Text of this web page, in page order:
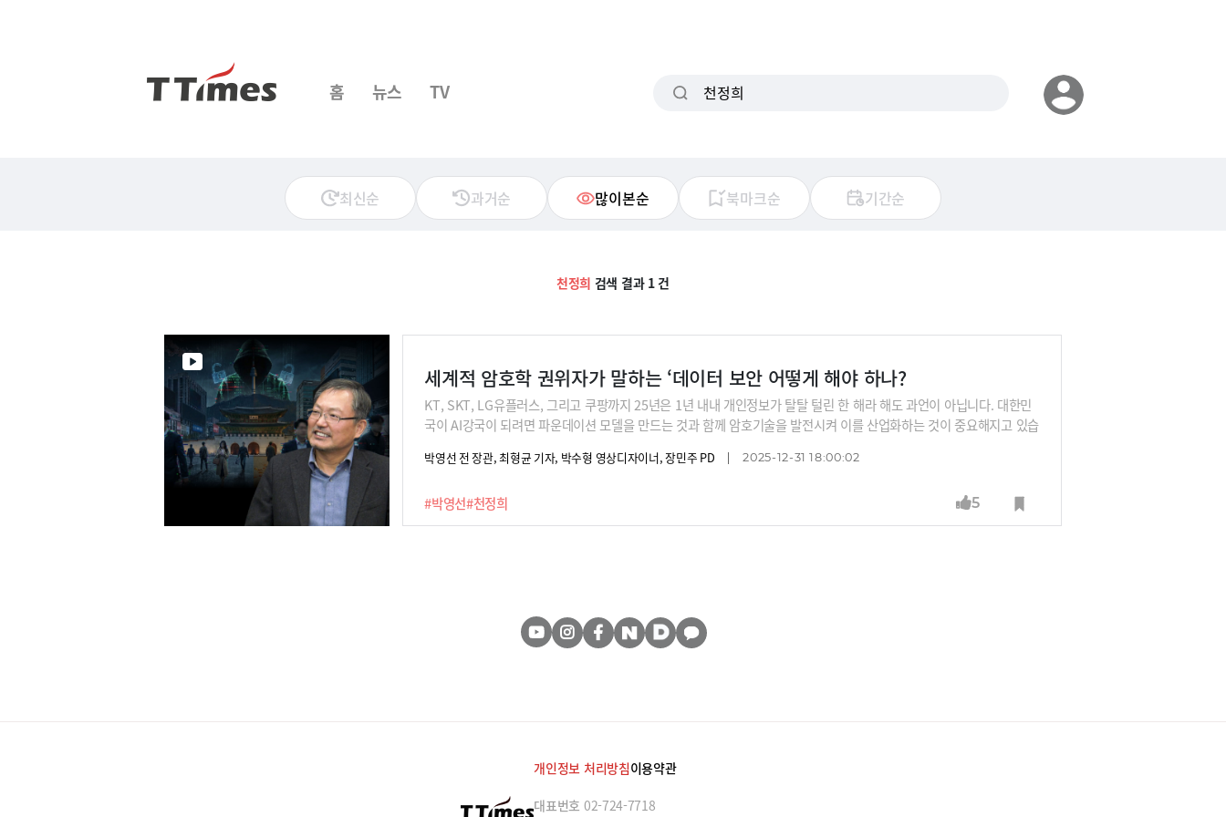
홈 뉴스 TV
최신순 과거순 많이본순 북마크순 기간순
천정희 검색 결과 1 건
세계적 암호학 권위자가 말하는 ‘데이터 보안 어떻게 해야 하나?
#박영선#천정희
KT, SKT, LG유플러스, 그리고 쿠팡까지 25년은 1년 내내 개인정보가 탈탈 털린 한 해라 해도 과언이 아닙니다. 대한민
국이 AI강국이 되려면 파운데이션 모델을 만드는 것과 함께 암호기술을 발전시켜 이를 산업화하는 것이 중요해지고 있습
을 어떻게 발전시켜야 하는지 들어봅니다.
박영선 전 장관, 최형균 기자, 박수형 영상디자이너, 장민주 PD 2025-12-31 18:00:02
5
개인정보 처리방침이용약관
대표번호 02-724-7718